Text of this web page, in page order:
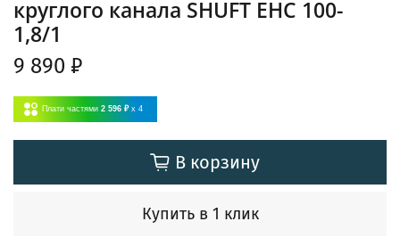
круглого канала SHUFT EHC 100-
1,8/1
9 890 ₽
Плати частями 2 596 ₽ x 4
В корзину
Купить в 1 клик